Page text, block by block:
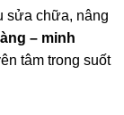
sửa chữa, nâng
– minh
tâm trong suốt